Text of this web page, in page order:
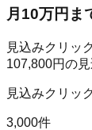
月10万円ま
見込みクリッ
107,800円の見
見込みクリッ
3,000件